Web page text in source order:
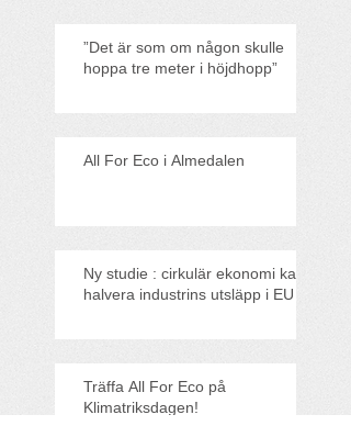
”Det är som om någon skulle
hoppa tre meter i höjdhopp”
All For Eco i Almedalen
Ny studie : cirkulär ekonomi kan
halvera industrins utsläpp i EU
Träffa All For Eco på
Klimatriksdagen!